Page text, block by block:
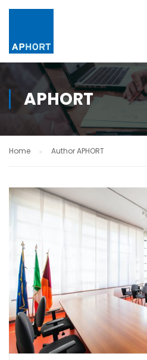
APHORT
Home Author APHORT